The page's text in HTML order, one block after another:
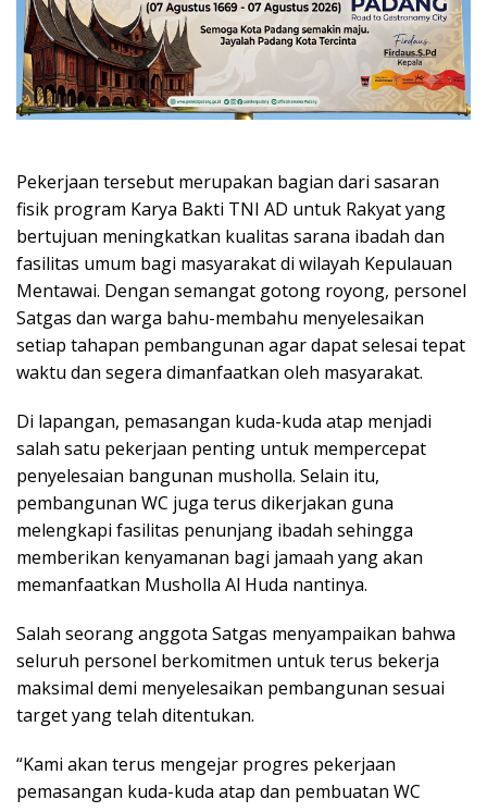
Pekerjaan tersebut merupakan bagian dari sasaran
fisik program Karya Bakti TNI AD untuk Rakyat yang
bertujuan meningkatkan kualitas sarana ibadah dan
fasilitas umum bagi masyarakat di wilayah Kepulauan
Mentawai. Dengan semangat gotong royong, personel
Satgas dan warga bahu-membahu menyelesaikan
setiap tahapan pembangunan agar dapat selesai tepat
waktu dan segera dimanfaatkan oleh masyarakat.
Di lapangan, pemasangan kuda-kuda atap menjadi
salah satu pekerjaan penting untuk mempercepat
penyelesaian bangunan musholla. Selain itu,
pembangunan WC juga terus dikerjakan guna
melengkapi fasilitas penunjang ibadah sehingga
memberikan kenyamanan bagi jamaah yang akan
memanfaatkan Musholla Al Huda nantinya.
Salah seorang anggota Satgas menyampaikan bahwa
seluruh personel berkomitmen untuk terus bekerja
maksimal demi menyelesaikan pembangunan sesuai
target yang telah ditentukan.
“Kami akan terus mengejar progres pekerjaan
pemasangan kuda-kuda atap dan pembuatan WC